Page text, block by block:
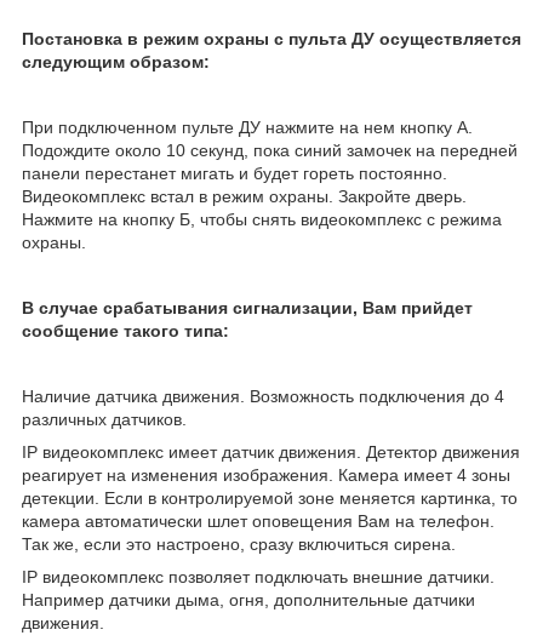
Постановка в режим охраны с пульта ДУ осуществляется
следующим образом:
При подключенном пульте ДУ нажмите на нем кнопку А.
Подождите около 10 секунд, пока синий замочек на передней
панели перестанет мигать и будет гореть постоянно.
Видеокомплекс встал в режим охраны. Закройте дверь.
Нажмите на кнопку Б, чтобы снять видеокомплекс с режима
охраны.
В случае срабатывания сигнализации, Вам прийдет
сообщение такого типа:
Наличие датчика движения. Возможность подключения до 4
различных датчиков.
IP видеокомплекс имеет датчик движения. Детектор движения
реагирует на изменения изображения. Камера имеет 4 зоны
детекции. Если в контролируемой зоне меняется картинка, то
камера автоматически шлет оповещения Вам на телефон.
Так же, если это настроено, сразу включиться сирена.
IP видеокомплекс позволяет подключать внешние датчики.
Например датчики дыма, огня, дополнительные датчики
движения.